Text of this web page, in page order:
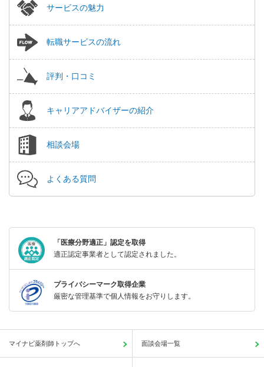
サービスの魅力
転職サービスの流れ
評判・口コミ
キャリアアドバイザーの紹介
相談会場
よくある質問
「医療分野適正」認定を取得
適正認定事業者として認定されました。
プライバシーマーク取得企業
厳密な管理基準で個人情報をお守りします。
マイナビ薬剤師トップへ 面談会場一覧